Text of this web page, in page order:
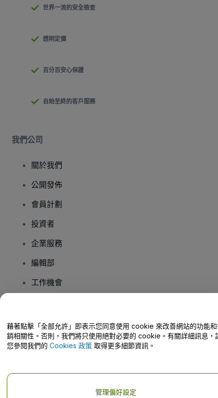
世界一流的安全檢查
透明定價
百分百安心保證
自始至終的客戶服務
我們公司
關於我們
公開發佈
會員計劃
投資者
企業服務
編輯部
工作機會
幫助中心 / 聯絡我們
藉著點擊「全部允許」即表示您同意使用 cookie 來改善網站的功能
銷相關性。否則，我們將只使用絕對必要的 cookie。有關詳細訊息，
您參閱我們的 Cookies 政策 取得更多細節資訊。
管理偏好設定